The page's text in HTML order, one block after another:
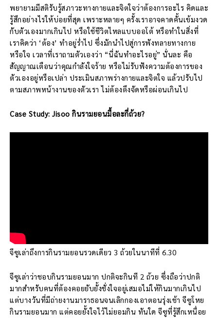
พยายามมีสติรับรู้สภาวะทางกายและจิตใจว่าต้องการอะไร คิดและ
รู้สึกอย่างไรให้บ่อยที่สุด เพราะหลายๆ ครั้งเราอาจคาดคั้นเข้มงวด
กับตัวเองมากเกินไป หรือใช้ชีวิตไหลแบบออโต้ หรือทำในสิ่งที่
เราคิดว่า ‘ต้อง’ ทำอยู่ร่ำไป ซึ่งมักนำไปสู่การพังทลายทางกาย
หรือใจ เวลาที่เราถามตัวเองว่า “นี่ฉันทำอะไรอยู่” นั่นละ คือ
สัญญาณเตือนว่าคุณกำลังใจร้าย หรือไม่รับฟังความต้องการของ
ตัวเองอยู่หรือเปล่า ประเมินสภาพร่างกายและจิตใจ แล้วปรับไป
ตามสภาพหน้างานของตัวเรา ไม่ต้องตึงจัดหรือผ่อนเกินไป
Case Study: Jisoo กินรามยอนมื้อละกี่ถ้วย?
จีซูเล่าถึงการกินรามยอนรวดเดียว 3 ถ้วยในนาทีที่ 6.30
จีซูเล่าว่าชอบกินรามยอนมาก ปกติจะกินที 2 ถ้วย ซึ่งถือว่าปกติ
มากสำหรับคนที่ต้องคอยยับยั้งชั่งใจอยู่เสมอไม่ให้กินมากเกินไป
แต่บางวันที่มีถ่ายงานมาราธอนจนเลิกกองเอาตอนรุ่งเช้า จีซูโหย
กินรามยอนมาก แต่คอยยั้งใจไว้ไม่ยอมกิน ทันใด จีซูที่รู้สึกเหนื่อย